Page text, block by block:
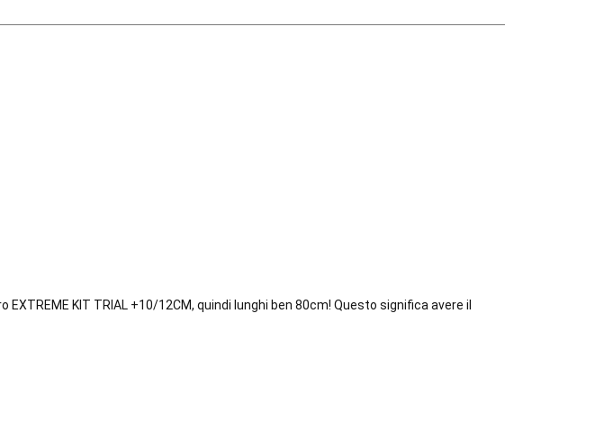
KIT TRIAL +10/12CM, quindi lunghi ben 80cm! Questo significa avere il